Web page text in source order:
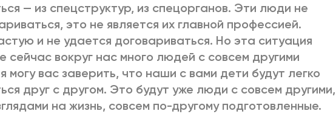
— из спецструктур, из спецорганов. Эти люди не
это не является их главной профессией.
и не удается договариваться. Но эта ситуация
сейчас вокруг нас много людей с совсем другими
могу вас заверить, что наши с вами дети будут легко
друг с другом. Это будут уже люди с совсем другими,
на жизнь, совсем по-другому подготовленные.